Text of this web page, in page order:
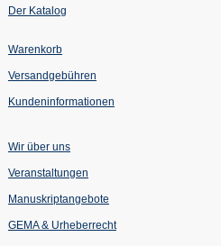
Der Katalog
Warenkorb
Versandgebühren
Kundeninformationen
Wir über uns
Veranstaltungen
einem
Tab)
Manuskriptangebote
GEMA & Urheberrecht